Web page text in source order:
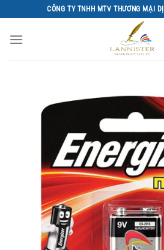
đến
nội
CÔNG TY TNHH MTV THƯƠNG MẠI